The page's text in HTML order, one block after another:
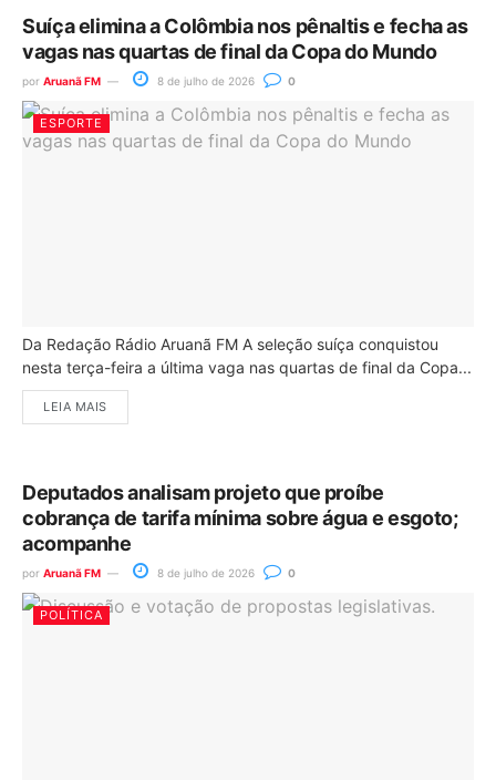
Suíça elimina a Colômbia nos pênaltis e fecha as
vagas nas quartas de final da Copa do Mundo
por Aruanã FM 8 de julho de 2026 0
ESPORTE
Da Redação Rádio Aruanã FM A seleção suíça conquistou
nesta terça-feira a última vaga nas quartas de final da Copa...
LEIA MAIS
Deputados analisam projeto que proíbe
cobrança de tarifa mínima sobre água e esgoto;
acompanhe
por Aruanã FM 8 de julho de 2026 0
POLÍTICA